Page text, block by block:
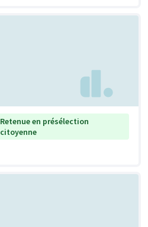
Retenue en présélection
citoyenne